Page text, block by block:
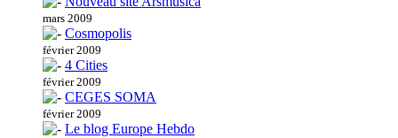
mars 2009
Cosmopolis
février 2009
4 Cities
février 2009
CEGES SOMA
février 2009
Le blog Europe Hebdo